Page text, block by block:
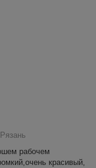
рабочем
красивый,